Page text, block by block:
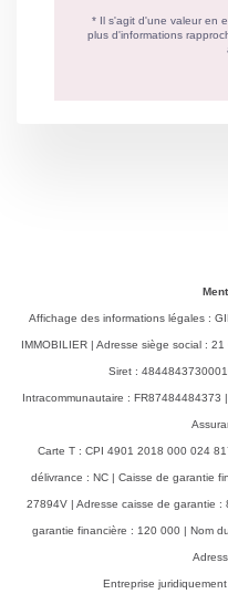
Affichage des informations légales :
IMMOBILIER | Adresse siège social :
Siret :
Intracommunautaire : FR87484484373
Carte T : CPI 4901 2018 000 024
délivrance : NC | Caisse de garantie
27894V | Adresse caisse de garantie
garantie financière : 120 000 | Nom
Entreprise